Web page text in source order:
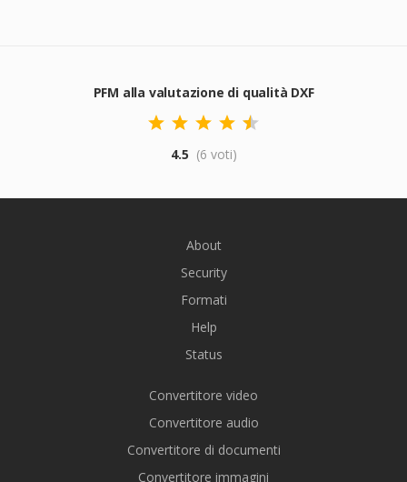
PFM alla valutazione di qualità DXF
4.5 (6 voti)
About
Security
Formati
Help
Status
Convertitore video
Convertitore audio
Convertitore di documenti
Convertitore immagini